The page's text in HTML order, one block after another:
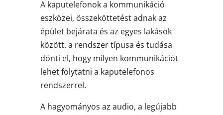
A kaputelefonok a kommunikáció
eszközei, összeköttetést adnak az
épület bejárata és az egyes lakások
között. a rendszer típusa és tudása
dönti el, hogy milyen kommunikációt
lehet folytatni a kaputelefonos
rendszerrel.
A hagyományos az audio, a legújabb